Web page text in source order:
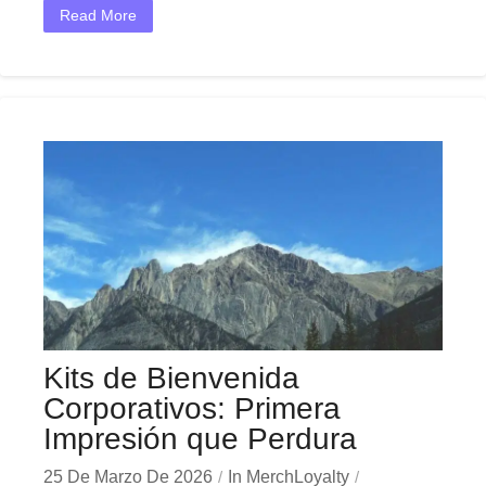
Read More
Kits de Bienvenida
Corporativos: Primera
Impresión que Perdura
25 De Marzo De 2026 In MerchLoyalty